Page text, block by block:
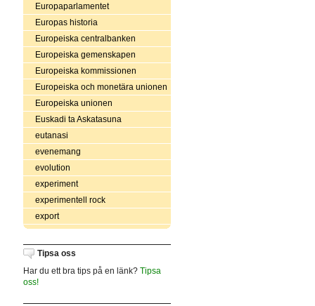
Europaparlamentet
Europas historia
Europeiska centralbanken
Europeiska gemenskapen
Europeiska kommissionen
Europeiska och monetära unionen
Europeiska unionen
Euskadi ta Askatasuna
eutanasi
evenemang
evolution
experiment
experimentell rock
export
Tipsa oss
Har du ett bra tips på en länk? Tipsa
oss!